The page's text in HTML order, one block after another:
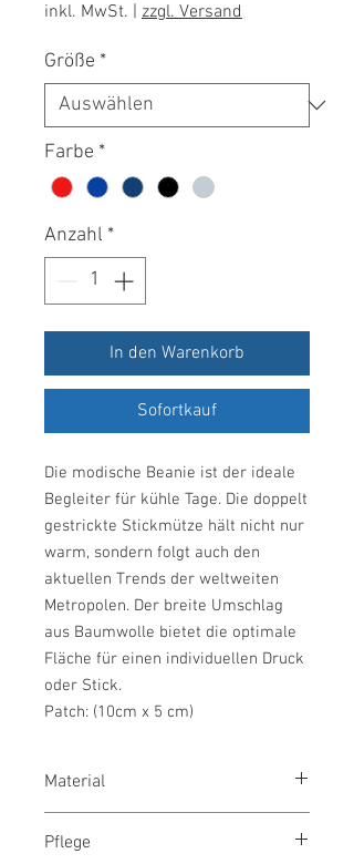
inkl. MwSt.
zzgl. Versand
Größe *
Farbe *
Anzahl *
In den Warenkorb
Sofortkauf
Die modische Beanie ist der ideale
Begleiter für kühle Tage. Die doppelt
gestrickte Stickmütze hält nicht nur
warm, sondern folgt auch den
aktuellen Trends der weltweiten
Metropolen. Der breite Umschlag
aus Baumwolle bietet die optimale
Fläche für einen individuellen Druck
oder Stick.
Patch: (10cm x 5 cm)
Material
Zwischenfutter: 100% Polyester, 85g/m²
Pflege